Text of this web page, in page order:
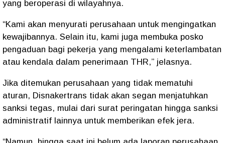
yang beroperasi di wilayahnya.
“Kami akan menyurati perusahaan untuk mengingatkan
kewajibannya. Selain itu, kami juga membuka posko
pengaduan bagi pekerja yang mengalami keterlambatan
atau kendala dalam penerimaan THR,” jelasnya.
Jika ditemukan perusahaan yang tidak mematuhi
aturan, Disnakertrans tidak akan segan menjatuhkan
sanksi tegas, mulai dari surat peringatan hingga sanksi
administratif lainnya untuk memberikan efek jera.